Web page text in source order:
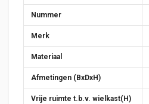
Nummer
Merk
Materiaal
Afmetingen (BxDxH)
Vrije ruimte t.b.v. wielkast(H)